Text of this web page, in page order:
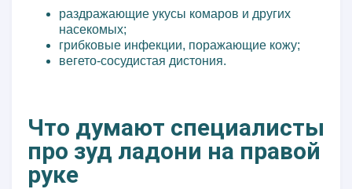
раздражающие укусы комаров и других
насекомых;
грибковые инфекции, поражающие кожу;
вегето-сосудистая дистония.
Что думают специалисты
про зуд ладони на правой
руке